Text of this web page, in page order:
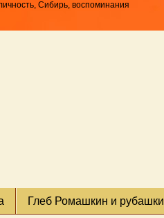
Сибирь, воспоминания
Глеб Ромашкин и рубашки